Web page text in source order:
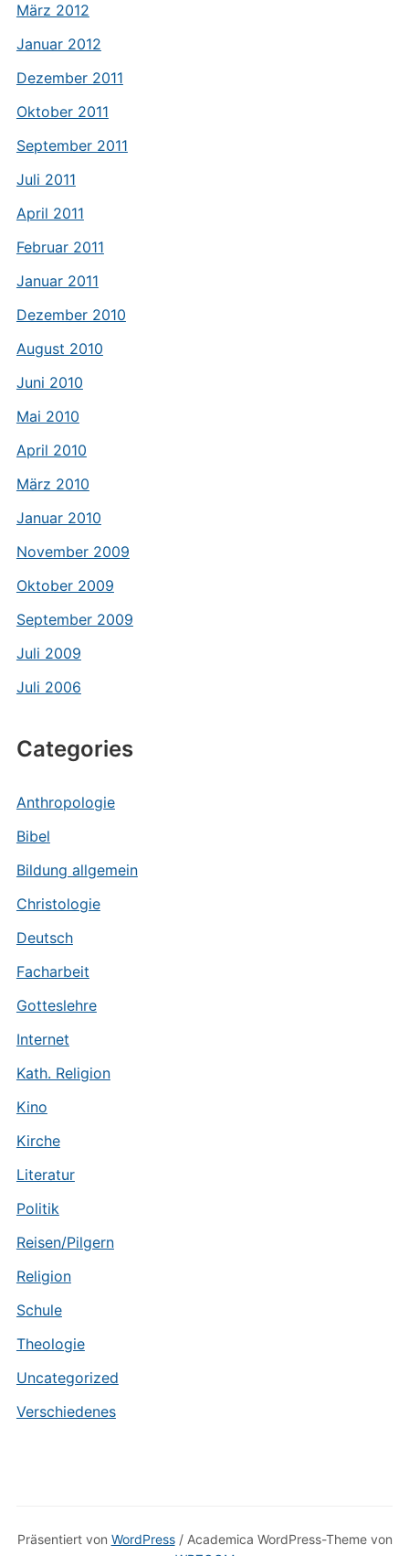
März 2012
Januar 2012
Dezember 2011
Oktober 2011
September 2011
Juli 2011
April 2011
Februar 2011
Januar 2011
Dezember 2010
August 2010
Juni 2010
Mai 2010
April 2010
März 2010
Januar 2010
November 2009
Oktober 2009
September 2009
Juli 2009
Juli 2006
Categories
Anthropologie
Bibel
Bildung allgemein
Christologie
Deutsch
Facharbeit
Gotteslehre
Internet
Kath. Religion
Kino
Kirche
Literatur
Politik
Reisen/Pilgern
Religion
Schule
Theologie
Uncategorized
Verschiedenes
Präsentiert von WordPress/ Academica WordPress-Theme von